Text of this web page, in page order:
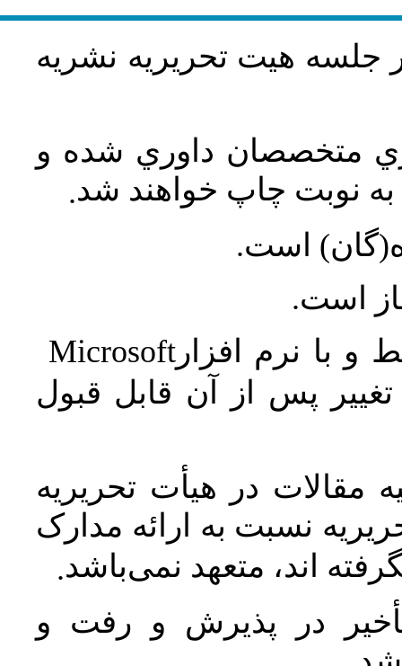
جلسه هيت تحريريه نشريه
متخصصان داوري شده و
نوبت چاپ خواهند شد.
است.
است.
و با نرم افزارMicrosoft
پس از آن قابل قبول
مقالات در هیأت تحریریه
نسبت به ارائه مدارک
اند، متعهد نمی‌باشد.
در پذیرش و رفت و